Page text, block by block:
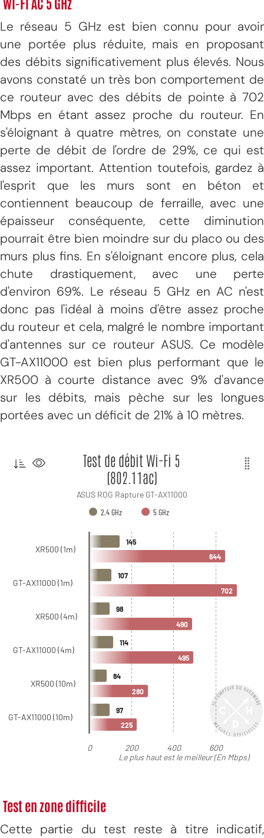
Le réseau 5 GHz est bien connu pour avoir
une portée plus réduite, mais en proposant
des débits significativement plus élevés. Nous
avons constaté un très bon comportement de
ce routeur avec des débits de pointe à 702
Mbps en étant assez proche du routeur. En
s'éloignant à quatre mètres, on constate une
perte de débit de l'ordre de 29%, ce qui est
assez important. Attention toutefois, gardez à
l'esprit que les murs sont en béton et
contiennent beaucoup de ferraille, avec une
épaisseur conséquente, cette diminution
pourrait être bien moindre sur du placo ou des
murs plus fins. En s'éloignant encore plus, cela
chute drastiquement, avec une perte
d'environ 69%. Le réseau 5 GHz en AC n'est
donc pas l'idéal à moins d'être assez proche
du routeur et cela, malgré le nombre important
d'antennes sur ce routeur ASUS. Ce modèle
GT-AX11000 est bien plus performant que le
XR500 à courte distance avec 9% d'avance
sur les débits, mais pèche sur les longues
portées avec un déficit de 21% à 10 mètres.
Test en zone difficile
Cette partie du test reste à titre indicatif,